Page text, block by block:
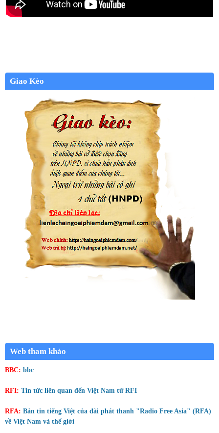
Giao Kèo
Web tham khảo
BBC: bbc
RFI: Tin tức liên quan đến Việt Nam từ RFI
RFA: Bản tin tiếng Việt của đài phát thanh "Radio Free Asia" (RFA)
về Việt Nam và thế giới